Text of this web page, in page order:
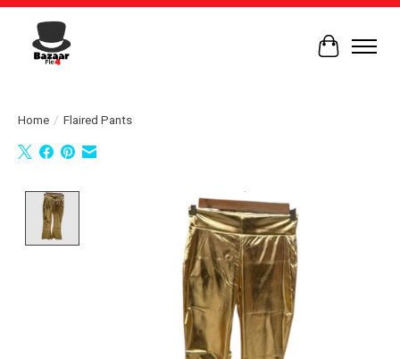
Home / Flaired Pants
Product image slideshow Items